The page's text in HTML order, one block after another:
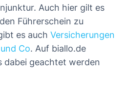
Auch hier gilt es
Führerschein zu
es auch Versicherungen
Co. Auf biallo.de
dabei geachtet werden